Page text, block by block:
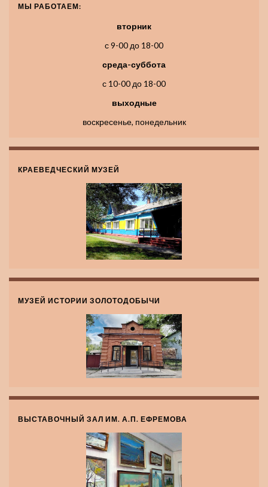
МЫ РАБОТАЕМ:
вторник
с 9-00 до 18-00
среда-суббота
с 10-00 до 18-00
выходные
воскресенье, понедельник
КРАЕВЕДЧЕСКИЙ МУЗЕЙ
МУЗЕЙ ИСТОРИИ ЗОЛОТОДОБЫЧИ
ВЫСТАВОЧНЫЙ ЗАЛ ИМ. А.П. ЕФРЕМОВА